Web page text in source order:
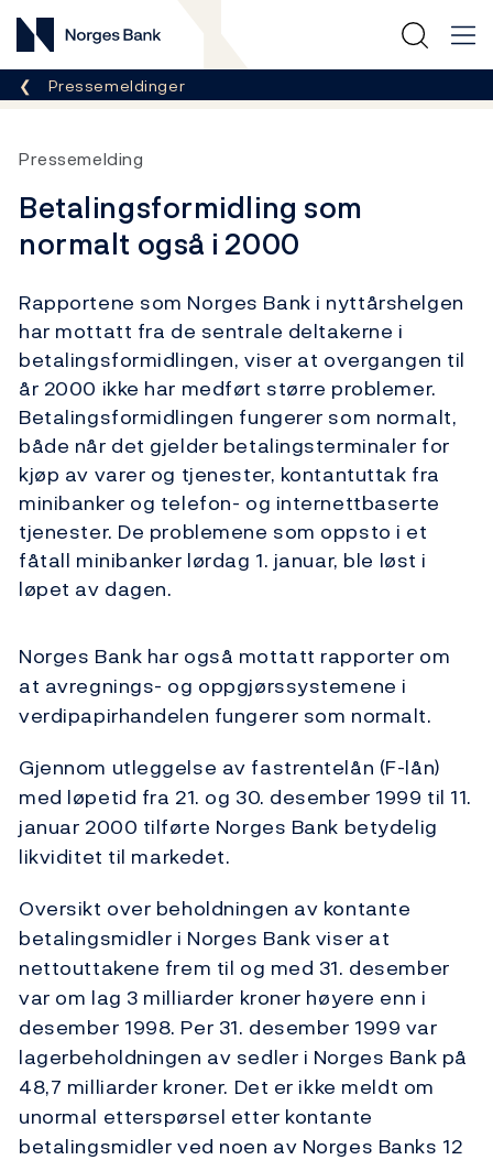
Norges Bank
Her er du nå:
Pressemeldinger
Pressemelding
Betalingsformidling som
normalt også i 2000
Rapportene som Norges Bank i nyttårshelgen
har mottatt fra de sentrale deltakerne i
betalingsformidlingen, viser at overgangen til
år 2000 ikke har medført større problemer.
Betalingsformidlingen fungerer som normalt,
både når det gjelder betalingsterminaler for
kjøp av varer og tjenester, kontantuttak fra
minibanker og telefon- og internettbaserte
tjenester. De problemene som oppsto i et
fåtall minibanker lørdag 1. januar, ble løst i
løpet av dagen.
Norges Bank har også mottatt rapporter om
at avregnings- og oppgjørssystemene i
verdipapirhandelen fungerer som normalt.
Gjennom utleggelse av fastrentelån (F-lån)
med løpetid fra 21. og 30. desember 1999 til 11.
januar 2000 tilførte Norges Bank betydelig
likviditet til markedet.
Oversikt over beholdningen av kontante
betalingsmidler i Norges Bank viser at
nettouttakene frem til og med 31. desember
var om lag 3 milliarder kroner høyere enn i
desember 1998. Per 31. desember 1999 var
lagerbeholdningen av sedler i Norges Bank på
48,7 milliarder kroner. Det er ikke meldt om
unormal etterspørsel etter kontante
betalingsmidler ved noen av Norges Banks 12